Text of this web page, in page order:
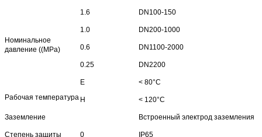
Номинальное
давление ((MPa)
1.6 DN100-150
1.0 DN200-1000
0.6 DN1100-2000
0.25 DN2200
Рабочая температура
Е < 80°C
H < 120°C
Заземление Встроенный электрод заземления
Степень защиты 0 IP65